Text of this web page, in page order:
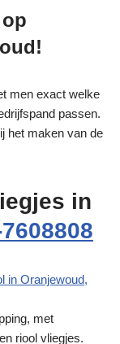
men exact welke
passen.
het maken van de
in
met
riool vliegjes.